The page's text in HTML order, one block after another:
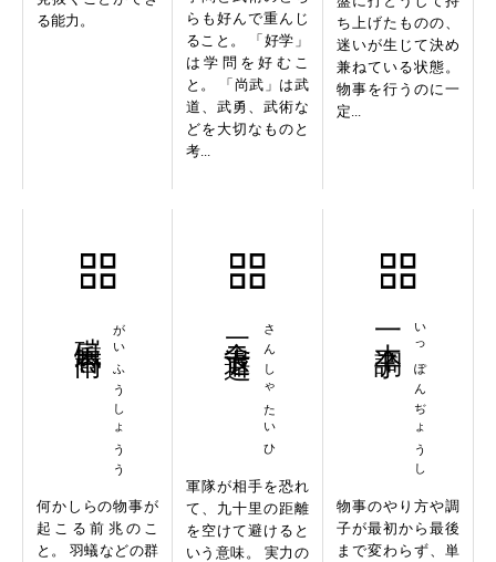
る能力。
らも好んで重んじ
ること。 「好学」
は学問を好むこ
と。 「尚武」は武
道、武勇、武術な
どを大切なものと
考...
ち上げたものの、
迷いが生じて決め
兼ねている状態。
物事を行うのに一
定...
がいふうしょうう
何かしらの物事が
起こる前兆のこ
と。 羽蟻などの群
さんしゃたいひ
軍隊が相手を恐れ
て、九十里の距離
を空けて避けると
いう意味。 実力の
いっぽんぢょうし
一本調子
物事のやり方や調
子が最初から最後
まで変わらず、単